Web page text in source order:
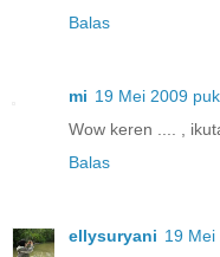
Balas
mi 19 Mei 2009
Wow keren .... ,
Balas
ellysuryani 19 Mei